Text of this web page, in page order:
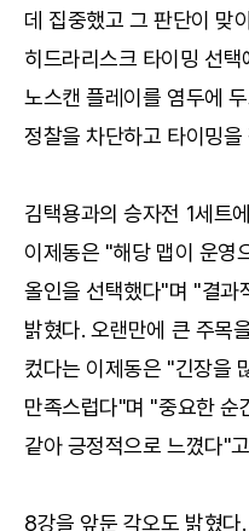
데 집중했고 그 판단이 맞
히드라리스크 타이밍 선
노스캔 플레이를 염두에
정찰을 차단하고 타이밍
김택용과의 승자전 1세트
이제동은 "해당 맵이 운영
올인을 선택했다"며 "결과
밝혔다. 오랜만에 큰 주목
컸다는 이제동은 "긴장을
만족스럽다"며 "중요한 순
같아 긍정적으로 느꼈다"
8강을 앞둔 각오도 밝혔다